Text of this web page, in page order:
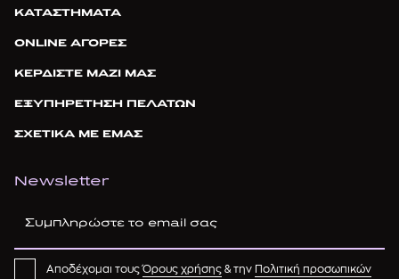
ΚΑΤΑΣΤΗΜΑΤΑ
ONLINE ΑΓΟΡΕΣ
ΚΕΡΔΙΣΤΕ ΜΑΖΙ ΜΑΣ
ΕΞΥΠΗΡΕΤΗΣΗ ΠΕΛΑΤΩΝ
ΣΧΕΤΙΚΑ ΜΕ ΕΜΑΣ
Newsletter
Αποδέχομαι τουςΌρους χρήσης & την Πολιτική προσωπικών